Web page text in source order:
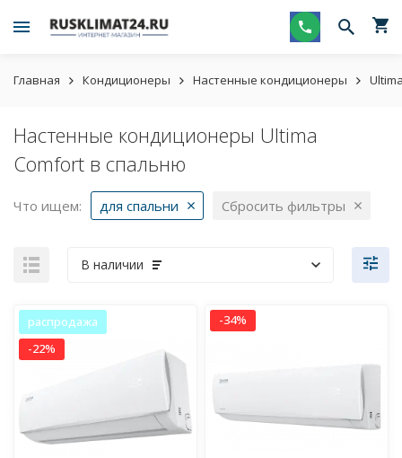
Главная Кондиционеры Настенные кондиционеры
Настенные кондиционеры Ultima
Comfort в спальню
Что ищем: для спальни Сбросить фильтры
В наличии
распродажа
-22%
-34%